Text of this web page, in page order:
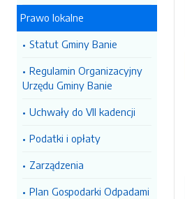
Prawo lokalne
Statut Gminy Banie
Regulamin Organizacyjny
Urzędu Gminy Banie
Uchwały do VII kadencji
Podatki i opłaty
Zarządzenia
Plan Gospodarki Odpadami